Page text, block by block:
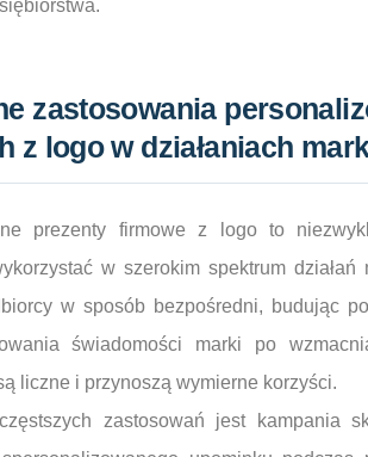
zastosowania
z logo w działaniach
prezenty firmowe z logo to
w szerokim spektrum
w sposób bezpośredni, budując
świadomości marki po
liczne i przynoszą wymierne korzyści.
zastosowań jest kampania